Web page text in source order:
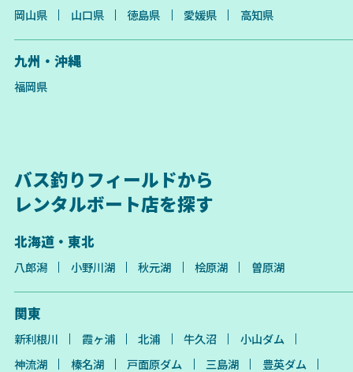
岡山県 山口県 徳島県 愛媛県 高知県
九州・沖縄
福岡県
バス釣りフィールドから
レンタルボート店を探す
北海道・東北
八郎潟 小野川湖 秋元湖 桧原湖 曽原湖
関東
新利根川 霞ヶ浦 北浦 牛久沼
小山ダム
神流湖
榛名湖 戸面原ダム 三島湖
豊英ダム